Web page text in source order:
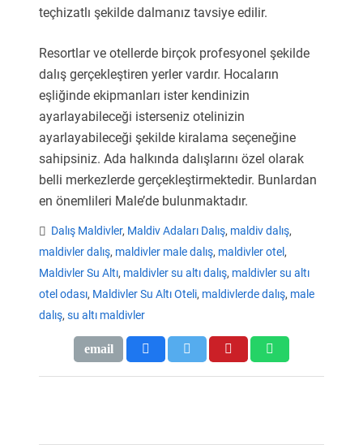
teçhizatlı şekilde dalmanız tavsiye edilir.
Resortlar ve otellerde birçok profesyonel şekilde
dalış gerçekleştiren yerler vardır. Hocaların
eşliğinde ekipmanları ister kendinizin
ayarlayabileceği isterseniz otelinizin
ayarlayabileceği şekilde kiralama seçeneğine
sahipsiniz. Ada halkında dalışlarını özel olarak
belli merkezlerde gerçekleştirmektedir. Bunlardan
en önemlileri Male’de bulunmaktadır.
Dalış Maldivler, Maldiv Adaları Dalış, maldiv dalış,
maldivler dalış, maldivler male dalış, maldivler otel,
Maldivler Su Altı, maldivler su altı dalış, maldivler su altı
otel odası, Maldivler Su Altı Oteli, maldivlerde dalış, male
dalış, su altı maldivler